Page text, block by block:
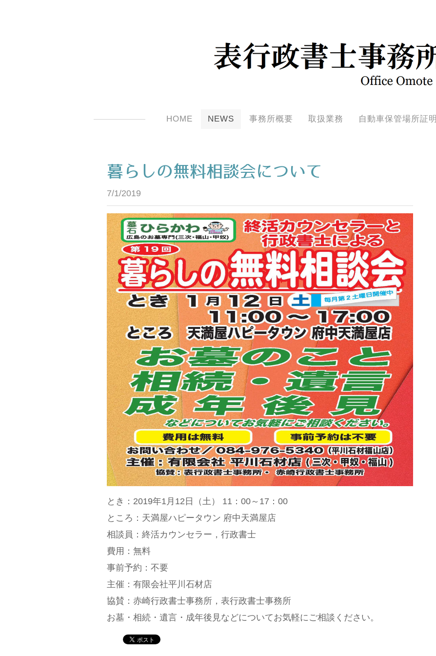
HOME NEWS 事務所概要 取扱業務 自動車保管場所証明
暮らしの無料相談会について
7/1/2019
とき：2019年1月12日（土） 11：00～17：00
ところ：天満屋ハピータウン 府中天満屋店
相談員：終活カウンセラー，行政書士
費用：無料
事前予約：不要
主催：有限会社平川石材店
協賛：赤崎行政書士事務所，表行政書士事務所
お墓・相続・遺言・成年後見などについてお気軽にご相談ください。